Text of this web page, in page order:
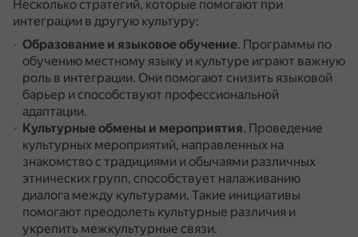
Несколько стратегий, которые помогают при
интеграции в другую культуру:
Образование и языковое обучение. Программы по
обучению местному языку и культуре играют важную
роль в интеграции. Они помогают снизить языковой
барьер и способствуют профессиональной
адаптации.
Культурные обмены и мероприятия. Проведение
культурных мероприятий, направленных на
знакомство с традициями и обычаями различных
этнических групп, способствует налаживанию
диалога между культурами. Такие инициативы
помогают преодолеть культурные различия и
укрепить межкультурные связи.